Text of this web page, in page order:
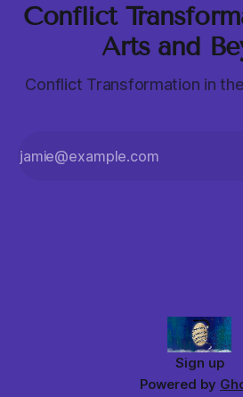
Conflict
Arts and
Conflict Transformation in
Sign up
Powered by